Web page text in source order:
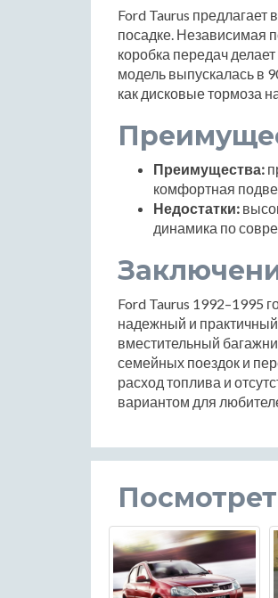
Ford Taurus
посадке. Независимая
коробка передач
модель выпускалась в
как дисковые тормоза
Преимущества:
комфортная
Недостатки:
динамика по
Ford Taurus 1992–1995
надежный и
вместительный
семейных поездок и
расход топлива и
вариантом для